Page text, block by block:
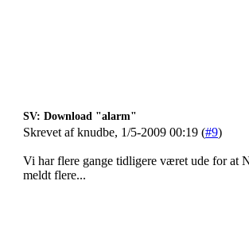
SV: Download "alarm"
Skrevet af knudbe, 1/5-2009 00:19 (#9)
Vi har flere gange tidligere været ude for at
meldt flere...